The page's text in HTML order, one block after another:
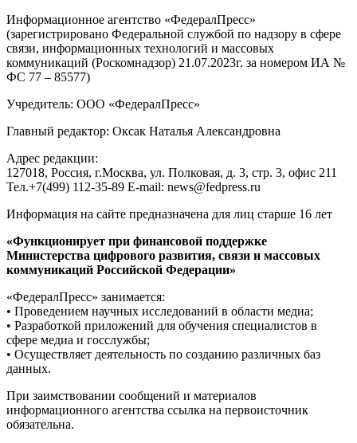
Информационное агентство «ФедералПресс»
(зарегистрировано Федеральной службой по надзору в сфере
связи, информационных технологий и массовых
коммуникаций (Роскомнадзор) 21.07.2023г. за номером ИА №
ФС 77 – 85577)
Учредитель: ООО «ФедералПресс»
Главный редактор: Оксак Наталья Александровна
Адрес редакции:
127018, Россия, г.Москва, ул. Полковая, д. 3, стр. 3, офис 211
Тел.+7(499) 112-35-89 E-mail: news@fedpress.ru
Информация на сайте предназначена для лиц старше 16 лет
«Функционирует при финансовой поддержке
Министерства цифрового развития, связи и массовых
коммуникаций Российской Федерации»
«ФедералПресс» занимается:
• Проведением научных исследований в области медиа;
• Разработкой приложений для обучения специалистов в
сфере медиа и госслужбы;
• Осуществляет деятельность по созданию различных баз
данных.
При заимствовании сообщений и материалов
информационного агентства ссылка на первоисточник
обязательна.